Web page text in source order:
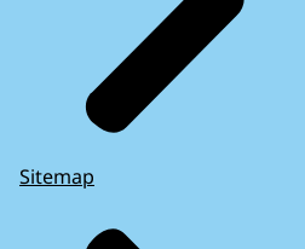
Sitemap